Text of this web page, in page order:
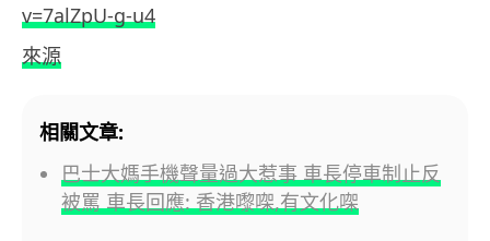
v=7alZpU-g-u4
來源
相關文章:
巴士大媽手機聲量過大惹事 車長停車制止反
被罵 車長回應: 香港嚟㗎,有文化㗎